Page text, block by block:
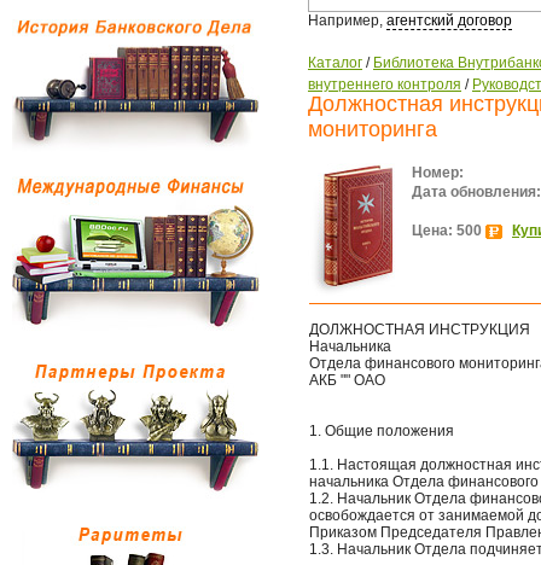
Например, агентский договор
Каталог / Библиотека
внутреннего контроля /
Должностная
мониторинга
Номер:
Дата обновления:
Цена: 500
ДОЛЖНОСТНАЯ ИНСТРУКЦИЯ
Начальника
Отдела финансового
АКБ "" ОАО
1. Общие положения
1.1. Настоящая должностная
начальника Отдела
1.2. Начальник Отдела
освобождается от занимаемой
Приказом Председателя
1.3. Начальник Отдела